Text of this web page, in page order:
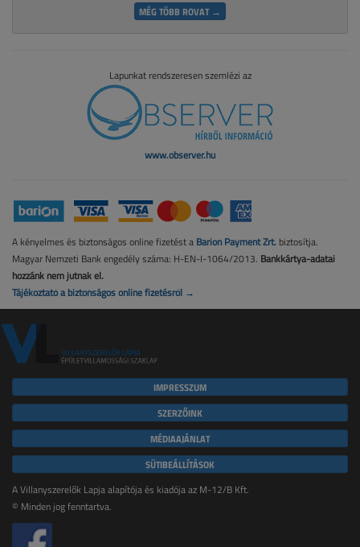
MÉG TÖBB ROVAT →
Lapunkat rendszeresen szemlézi az
www.observer.hu
A kényelmes és biztonságos online fizetést a Barion Payment Zrt. biztosítja.
Magyar Nemzeti Bank engedély száma: H-EN-I-1064/2013. Bankkártya-adatai
hozzánk nem jutnak el.
Tájékoztató a biztonságos online fizetésről →
IMPRESSZUM
SZERZŐINK
MÉDIAAJÁNLAT
SÜTIBEÁLLÍTÁSOK
A Villanyszerelők Lapja alapítója és kiadója az M-12/B Kft.
© Minden jog fenntartva.